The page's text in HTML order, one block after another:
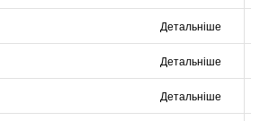
Детальніше
Детальніше
Детальніше